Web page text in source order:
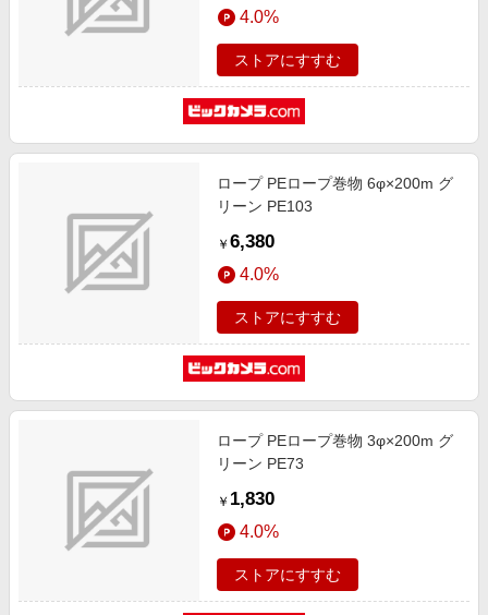
4.0%
ストアにすすむ
ロープ PEロープ巻物 6φ×200m グ
リーン PE103
￥ 6,380
4.0%
ストアにすすむ
ロープ PEロープ巻物 3φ×200m グ
リーン PE73
￥ 1,830
4.0%
ストアにすすむ